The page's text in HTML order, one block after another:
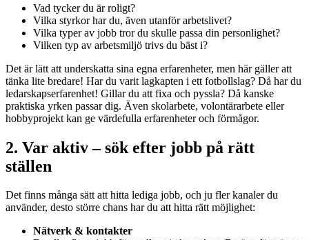
Vad tycker du är roligt?
Vilka styrkor har du, även utanför arbetslivet?
Vilka typer av jobb tror du skulle passa din personlighet?
Vilken typ av arbetsmiljö trivs du bäst i?
Det är lätt att underskatta sina egna erfarenheter, men här gäller att
tänka lite bredare! Har du varit lagkapten i ett fotbollslag? Då har du
ledarskapserfarenhet! Gillar du att fixa och pyssla? Då kanske
praktiska yrken passar dig. Även skolarbete, volontärarbete eller
hobbyprojekt kan ge värdefulla erfarenheter och förmågor.
2. Var aktiv – sök efter jobb på rätt
ställen
Det finns många sätt att hitta lediga jobb, och ju fler kanaler du
använder, desto större chans har du att hitta rätt möjlighet:
Nätverk & kontakter